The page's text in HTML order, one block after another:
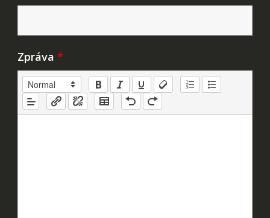
Zpráva *